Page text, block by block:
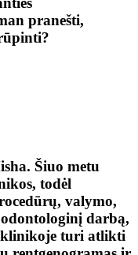
pranešti,
Šiuo metu
todėl
valymo,
darbą,
klinikoje turi atlikti